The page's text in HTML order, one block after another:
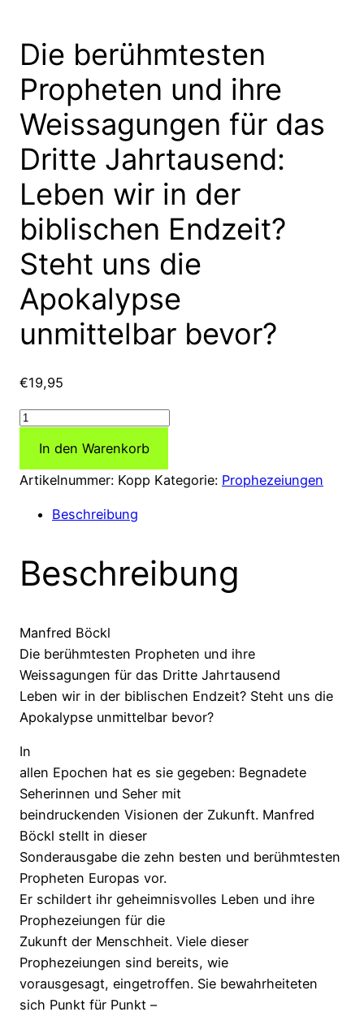
Die berühmtesten
Propheten und ihre
Weissagungen für das
Dritte Jahrtausend:
Leben wir in der
biblischen Endzeit?
Steht uns die
Apokalypse
unmittelbar bevor?
€19,95
Die
Propheten
und
Weissagungen
das
Dritte
Leben
wir
in
der
biblischen
Steht
uns
die
Apokalypse
unmittelbar
bevor?
Menge
In den Warenkorb
Artikelnummer: Kopp Kategorie: Prophezeiungen
Beschreibung
Beschreibung
Manfred Böckl
Die berühmtesten Propheten und ihre
Weissagungen für das Dritte Jahrtausend
Leben wir in der biblischen Endzeit? Steht uns die
Apokalypse unmittelbar bevor?
In
allen Epochen hat es sie gegeben: Begnadete
Seherinnen und Seher mit
beindruckenden Visionen der Zukunft. Manfred
Böckl stellt in dieser
Sonderausgabe die zehn besten und berühmtesten
Propheten Europas vor.
Er schildert ihr geheimnisvolles Leben und ihre
Prophezeiungen für die
Zukunft der Menschheit. Viele dieser
Prophezeiungen sind bereits, wie
vorausgesagt, eingetroffen. Sie bewahrheiteten
sich Punkt für Punkt –